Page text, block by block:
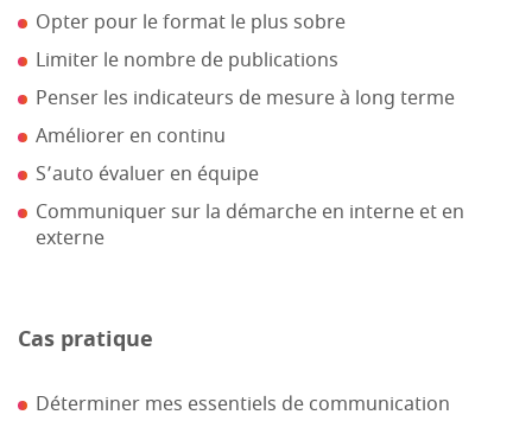
Opter pour le format le plus sobre
Limiter le nombre de publications
Penser les indicateurs de mesure à long terme
Améliorer en continu
S’auto évaluer en équipe
Communiquer sur la démarche en interne et en
externe
Cas pratique
Déterminer mes essentiels de communication